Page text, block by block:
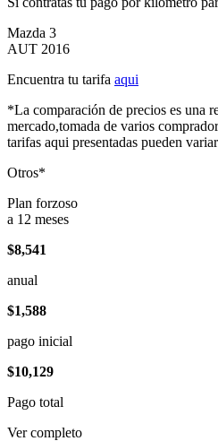
Mazda 3
AUT 2016
Encuentra tu tarifa aqui
*La comparación de precios es una
mercado,tomada de varios
tarifas aqui presentadas pueden
Otros*
Plan forzoso
a 12 meses
$8,541
anual
$1,588
pago inicial
$10,129
Pago total
Ver completo